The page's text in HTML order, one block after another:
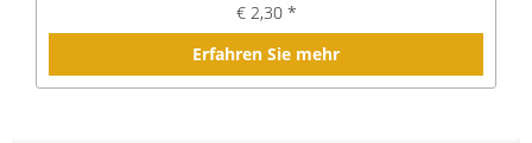
€ 2,30 *
Erfahren Sie mehr